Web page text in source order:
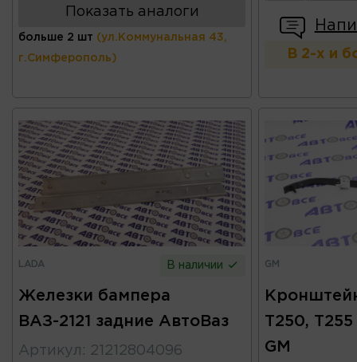
Показать аналоги
больше 2 шт (ул.Коммунальная 43,
г.Симферополь) В 2-х и
LADA В наличии
Железки бампера
ВАЗ-2121 задние АвтоВаз
Артикул : 21212804096
GM
T250,
GM